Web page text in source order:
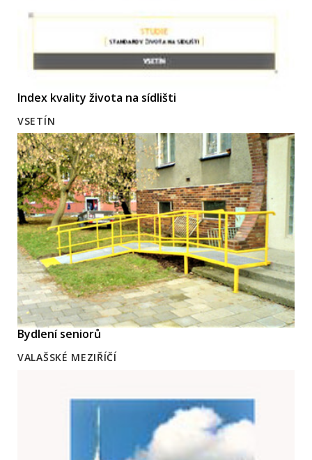
Index kvality života na sídlišti
VSETÍN
Bydlení seniorů
VALAŠSKÉ MEZIŘÍČÍ